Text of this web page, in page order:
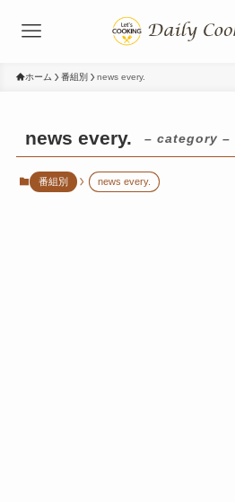
ホーム 番組別 news every.
news every. – category –
番組別 news every.